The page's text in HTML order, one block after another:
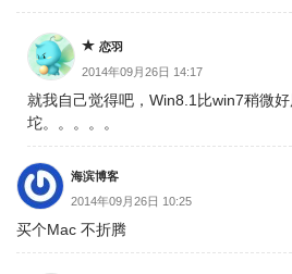
恋羽
2014年09月26日 14:17
就我自己觉得吧，Win8.1比win7稍微
坨。。。。。
海滨博客
2014年09月26日 10:25
买个Mac 不折腾